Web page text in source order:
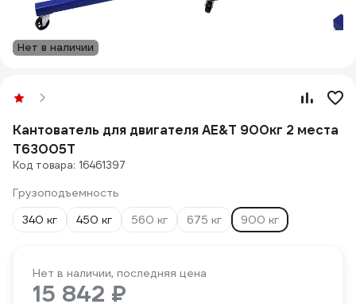
Нет в наличии
Кантователь для двигателя AE&T 900кг 2 места
T63005T
Код товара: 16461397
Грузоподъемность
340 кг
450 кг 560 кг 675 кг 900 кг
Нет в наличии, последняя цена
15 842 ₽